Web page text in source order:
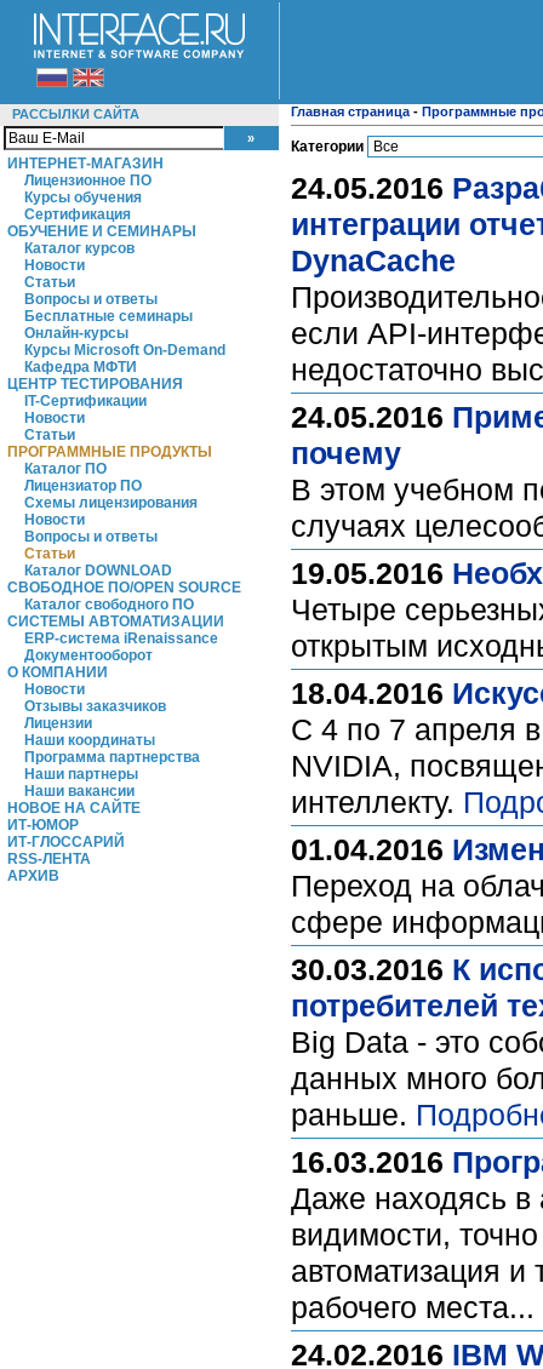
РАССЫЛКИ САЙТА
ИНТЕРНЕТ-МАГАЗИН
Лицензионное ПО
Курсы обучения
Сертификация
ОБУЧЕНИЕ И СЕМИНАРЫ
Каталог курсов
Новости
Статьи
Вопросы и ответы
Бесплатные семинары
Онлайн-курсы
Курсы Microsoft On-Demand
Кафедра МФТИ
ЦЕНТР ТЕСТИРОВАНИЯ
IT-Сертификации
Новости
Статьи
ПРОГРАММНЫЕ ПРОДУКТЫ
Каталог ПО
Лицензиатор ПО
Схемы лицензирования
Новости
Вопросы и ответы
Статьи
Каталог DOWNLOAD
СВОБОДНОЕ ПО/OPEN SOURCE
Каталог свободного ПО
СИСТЕМЫ АВТОМАТИЗАЦИИ
ERP-система iRenaissance
Документооборот
О КОМПАНИИ
Новости
Отзывы заказчиков
Лицензии
Наши координаты
Программа партнерства
Наши партнеры
Наши вакансии
НОВОЕ НА САЙТЕ
ИТ-ЮМОР
ИТ-ГЛОССАРИЙ
RSS-ЛЕНТА
АРХИВ
Главная страница - Программные
Категории
24.05.2016
интеграции
DynaCache
если API-
недостаточно
24.05.2016
почему
В этом учебном
случаях
19.05.2016
Четыре
открытым
18.04.2016
С 4 по 7 апреля
NVIDIA,
интеллекту.
01.04.2016
Переход на
сфере
30.03.2016 К
потребителей
Big Data - это
данных много
раньше.
16.03.2016
Даже находясь в
видимости,
автоматизация и
рабочего места...
24.02.2016 IBM